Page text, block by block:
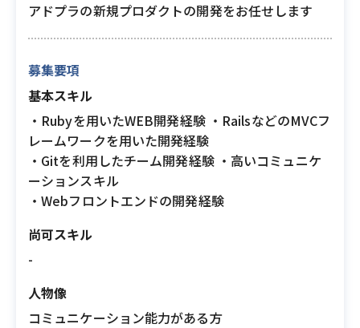
アドプラの新規プロダクトの開発をお任せします
募集要項
基本スキル
・Rubyを用いたWEB開発経験 ・RailsなどのMVCフ
レームワークを用いた開発経験
・Gitを利用したチーム開発経験 ・高いコミュニケ
ーションスキル
・Webフロントエンドの開発経験
尚可スキル
-
人物像
コミュニケーション能力がある方